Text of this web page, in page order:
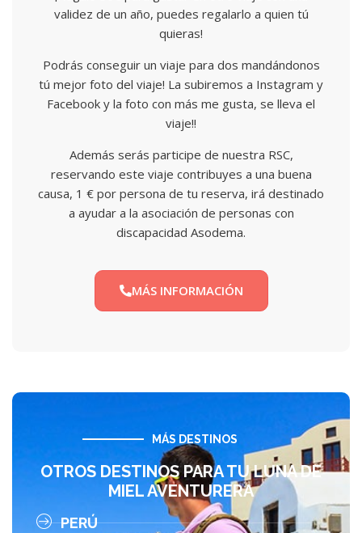
validez de un año, puedes regalarlo a quien tú
quieras!
Podrás conseguir un viaje para dos mandándonos
tú mejor foto del viaje! La subiremos a Instagram y
Facebook y la foto con más me gusta, se lleva el
viaje!!
Además serás participe de nuestra RSC,
reservando este viaje contribuyes a una buena
causa, 1 € por persona de tu reserva, irá destinado
a ayudar a la asociación de personas con
discapacidad Asodema.
MÁS INFORMACIÓN
MÁS DESTINOS
OTROS DESTINOS PARA TU LUNA DE
MIEL AVENTURERA
PERÚ